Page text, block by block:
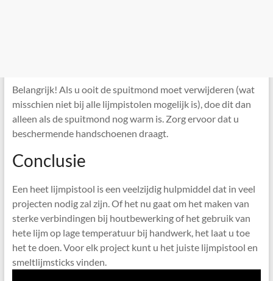
Belangrijk! Als u ooit de spuitmond moet verwijderen (wat
misschien niet bij alle lijmpistolen mogelijk is), doe dit dan
alleen als de spuitmond nog warm is. Zorg ervoor dat u
beschermende handschoenen draagt.
Conclusie
Een heet lijmpistool is een veelzijdig hulpmiddel dat in veel
projecten nodig zal zijn. Of het nu gaat om het maken van
sterke verbindingen bij houtbewerking of het gebruik van
hete lijm op lage temperatuur bij handwerk, het laat u toe
het te doen. Voor elk project kunt u het juiste lijmpistool en
smeltlijmsticks vinden.